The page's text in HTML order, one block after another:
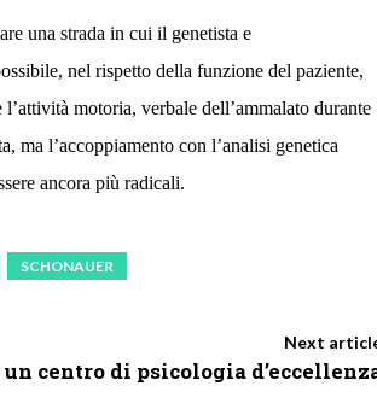
una strada in cui il genetista e
nel rispetto della funzione del paziente,
motoria, verbale dell’ammalato durante
ma l’accoppiamento con l’analisi genetica
ancora più radicali.
SCHONAUER
Next
un centro di psicologia